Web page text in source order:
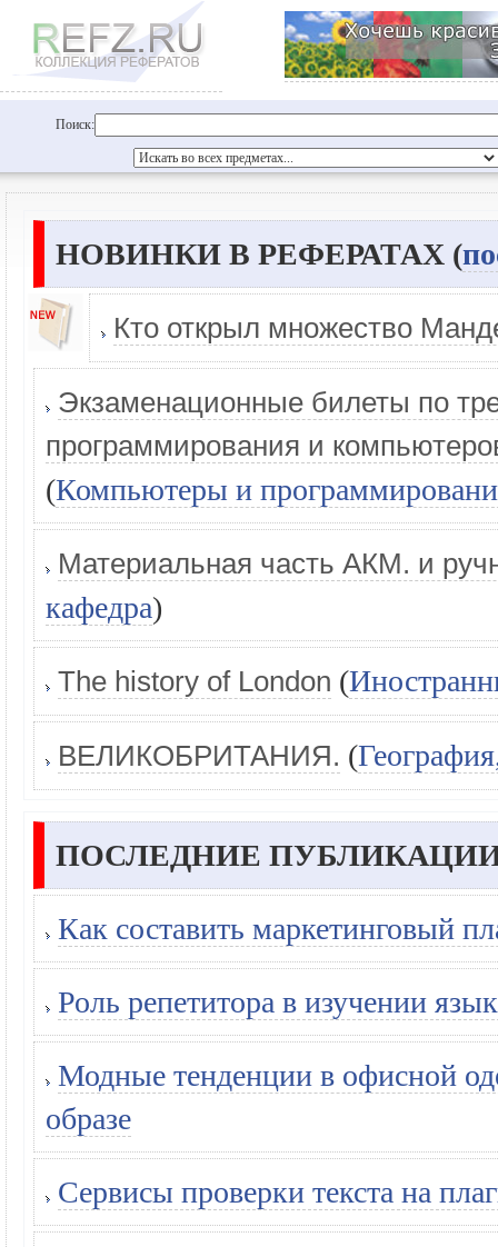
Поиск:
НОВИНКИ В РЕФЕРАТАХ (
Кто открыл множество
Экзаменационные билеты по
программирования и
(Компьютеры и
Материальная часть АКМ. и
кафедра)
The history of London (
ВЕЛИКОБРИТАНИЯ. (
ПОСЛЕДНИЕ
Как составить маркетинговый
Роль репетитора в изучении
Модные тенденции в офисной
образе
Сервисы проверки текста на